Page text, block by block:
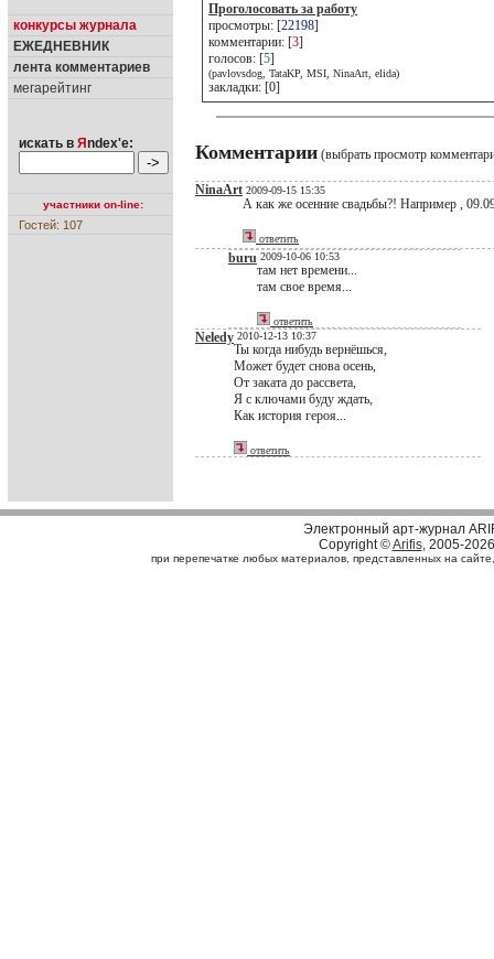
конкурсы журнала
ЕЖЕДНЕВНИК
лента комментариев
мегарейтинг
искать в Я ndex'е:
участники on-line:
Гостей: 107
Проголосовать за работу
просмотры: [22198]
комментарии: [3]
голосов: [5]
(pavlovsdog, TataKP, MSI, NinaArt, elida)
закладки: [0]
Комментарии (выбрать просмотр
NinaArt 2009-09-15 15:35
А как же осенние свадьбы?! Например ,
ответить
buru 2009-10-06 10:53
там нет времени...
там свое время...
ответить
Neledy 2010-12-13 10:37
Ты когда нибудь вернёшься,
Может будет снова осень,
От заката до рассвета,
Я с ключами буду ждать,
Как история героя...
ответить
Электронный арт-журнал
Copyright ©Arifis, 2005-2026
при перепечатке любых материалов, представленных на